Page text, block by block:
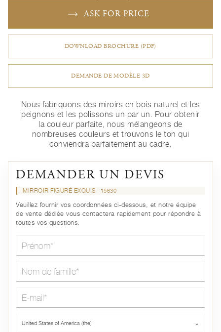
ASK FOR PRICE
DOWNLOAD BROCHURE (PDF)
DEMANDE DE MODÈLE 3D
Nous fabriquons des miroirs en bois naturel et les
peignons et les polissons un par un. Pour obtenir
la couleur parfaite, nous mélangeons de
nombreuses couleurs et trouvons le ton qui
conviendra parfaitement au cadre.
DEMANDER UN DEVIS
MIRROIR FIGURÉ EXQUIS 15630
Veuillez fournir vos coordonnées ci-dessous, et notre équipe
de vente dédiée vous contactera rapidement pour répondre à
toutes vos questions.
United States of America (the) ⌄